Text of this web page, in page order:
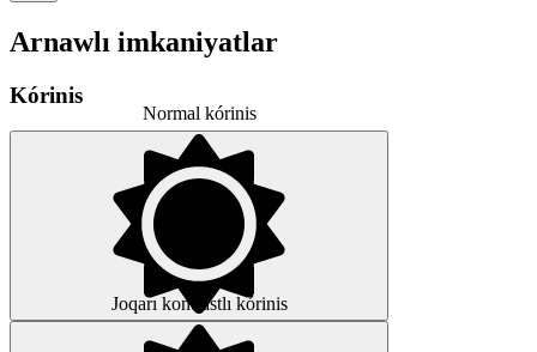
Arnawlı imkaniyatlar
Kórinis
Normal kórinis
Joqarı kontrastlı kórinis